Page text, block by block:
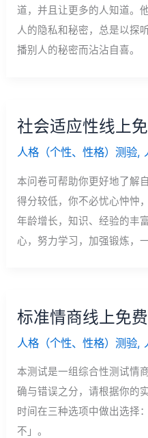
道，并且让更多的人知道。
人的隐私和秘密，总是以探
播别人的秘密而沾沾自喜。
社会适应性线上
人格（个性、性格）测验,
本问卷可帮助你更好地了解
得分较低，你不必忧心忡忡
年龄增长，知识、经验的丰
心，努力学习，加强锻炼，
标准情商线上免
人格（个性、性格）测验,
本测试是一组综合性测试情
确与错误之分，请根据你的
时间在三种选项中做出选择
不」。